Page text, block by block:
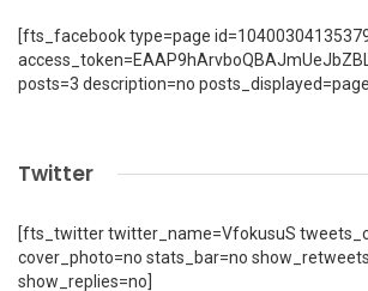
[fts_facebook type=page
posts=3 description=no
Twitter
[fts_twitter twitter_name=VfokusuS
cover_photo=no stats_bar=no
show_replies=no]